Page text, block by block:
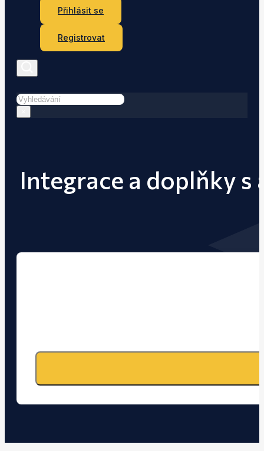
Přihlásit se
Registrovat
Hledat
Integrace a doplňky s